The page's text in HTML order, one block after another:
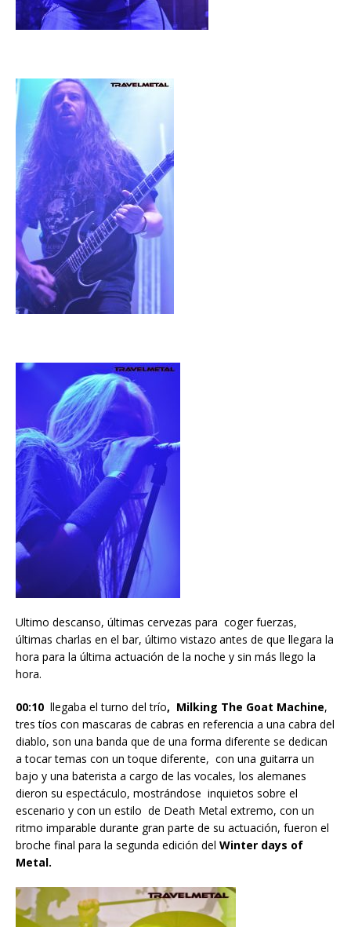
Ultimo descanso, últimas cervezas para coger fuerzas,
últimas charlas en el bar, último vistazo antes de que llegara la
hora para la última actuación de la noche y sin más llego la
hora.
00:10 llegaba el turno del trío, Milking The Goat Machine,
tres tíos con mascaras de cabras en referencia a una cabra del
diablo, son una banda que de una forma diferente se dedican
a tocar temas con un toque diferente, con una guitarra un
bajo y una baterista a cargo de las vocales, los alemanes
dieron su espectáculo, mostrándose inquietos sobre el
escenario y con un estilo de Death Metal extremo, con un
ritmo imparable durante gran parte de su actuación, fueron el
broche final para la segunda edición del Winter days of
Metal.